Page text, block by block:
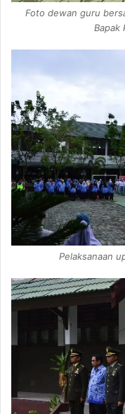
Foto dewan guru
Bapak
Pelaksanaan